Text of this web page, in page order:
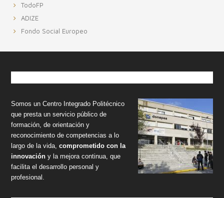
TodoFP
ADIZE
Fondo Social Europeo
Somos un Centro Integrado Politécnico
que presta un servicio público de
formación, de orientación y
reconocimiento de competencias a lo
largo de la vida,comprometido con la
innovación y la mejora continua, que
facilita el desarrollo personal y
profesional.